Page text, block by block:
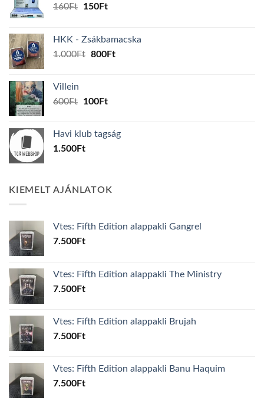
160Ft
Original
160Ft.
150FtCurrent
150Ft.
HKK - Zsákbamacska
1.000Ft Original
800FtCurrent
Villein
600Ft
Original
600Ft.
100FtCurrent
100Ft.
Havi klub tagság
1.500Ft
KIEMELT AJÁNLATOK
Vtes: Fifth Edition alappakli Gangrel
7.500Ft
Vtes: Fifth Edition alappakli The Ministry
7.500Ft
Vtes: Fifth Edition alappakli Brujah
7.500Ft
Vtes: Fifth Edition alappakli Banu Haquim
7.500Ft